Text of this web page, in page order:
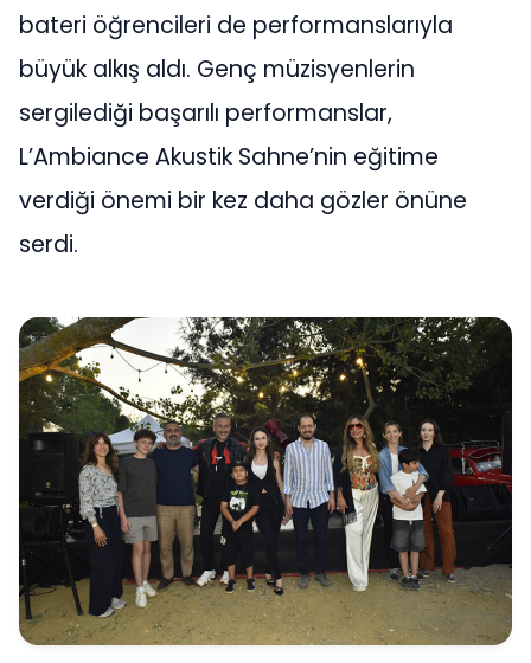
bateri öğrencileri de performanslarıyla
büyük alkış aldı. Genç müzisyenlerin
sergilediği başarılı performanslar,
L’Ambiance Akustik Sahne’nin eğitime
verdiği önemi bir kez daha gözler önüne
serdi.